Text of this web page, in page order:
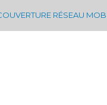
RÉSEAU